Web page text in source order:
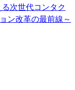
次世代コンタク
ン改革の最前線～